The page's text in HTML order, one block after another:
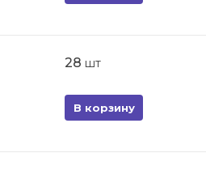
28 шт
В корзину